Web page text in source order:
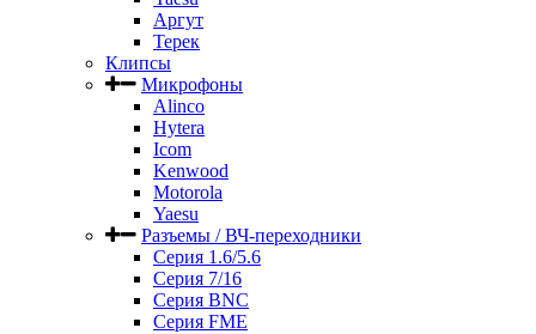
Аргут
Терек
Клипсы
Микрофоны
Alinco
Hytera
Icom
Kenwood
Motorola
Yaesu
Разъемы / ВЧ-переходники
Серия 1.6/5.6
Серия 7/16
Серия BNC
Серия FME